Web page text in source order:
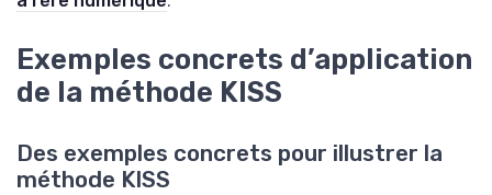
Exemples concrets d’application
de la méthode KISS
Des exemples concrets pour illustrer la
méthode KISS